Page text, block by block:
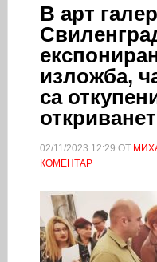
В арт
изложба,
са
02/11/2023 12:29 ОТ
КОМЕНТАР